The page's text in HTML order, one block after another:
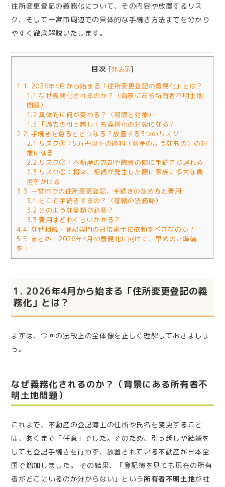
住所変更登記の義務化について、その内容や放置するリス
ク、そして一宮市周辺での具体的な手続き方法までを分かり
やすく徹底解説いたします。
目次 [非表示]
1 1. 2026年4月から始まる「住所変更登記の義務化」とは？
1.1 なぜ義務化されるのか？（背景にある所有者不明土地
問題）
1.2 具体的に何が変わる？（期限と対象）
1.3 「過去の引っ越し」も義務化の対象になる？
2 2. 手続きを怠るとどうなる？放置する3つのリスク
2.1 リスク①：5万円以下の過料（罰金のようなもの）の対
象になる
2.2 リスク②：不動産の売却や融資の際に手続きが遅れる
2.3 リスク③：将来、相続が発生した際に家族に多大な負
担をかける
3 3. 一宮市での住所変更登記、手続きの進め方と費用
3.1 どこで手続きするの？（管轄の法務局）
3.2 どのような書類が必要？
3.3 費用はどれくらいかかる？
4 4. なぜ相続・登記専門の司法書士に依頼すべきなのか？
5 5. まとめ：2026年4月の義務化に向けて、早めのご準備
を！
1. 2026年4月から始まる「住所変更登記の義
務化」とは？
まずは、今回の法改正の全体像を正しく理解しておきましょ
う。
なぜ義務化されるのか？（背景にある所有者不
明土地問題）
これまで、不動産の登記簿上の住所や氏名を変更すること
は、あくまで「任意」でした。そのため、引っ越しや結婚を
しても登記手続きを行わず、放置されている不動産が日本全
国で増加しました。 その結果、「登記簿を見ても現在の所有
者がどこにいるのか分からない」という所有者不明土地が社